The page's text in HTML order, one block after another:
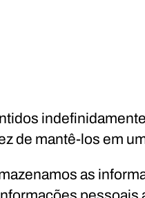
de mantê-los em
as